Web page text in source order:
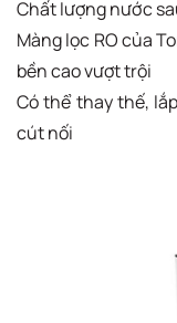
Chất lượng nước
Màng lọc RO của
bền cao vượt trội
Có thể thay thế,
cút nối